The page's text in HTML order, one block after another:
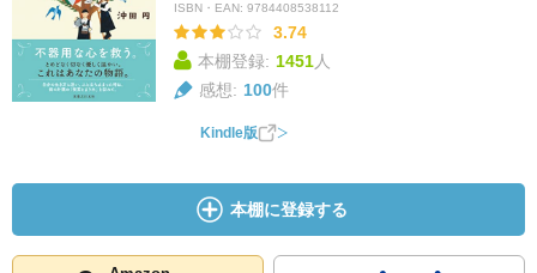
ISBN・EAN: 9784408538112
3.74
本棚登録: 1451人
感想: 100件
Kindle版
本棚に登録する